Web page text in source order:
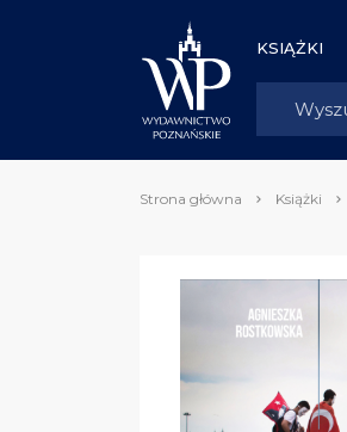
KSIĄŻKI
Strona główna Książki